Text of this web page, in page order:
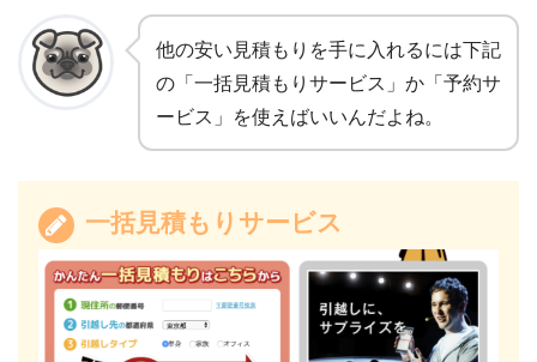
他の安い見積もりを手に入れるには下記
の「一括見積もりサービス」か「予約サ
ービス」を使えばいいんだよね。
一括見積もりサービス